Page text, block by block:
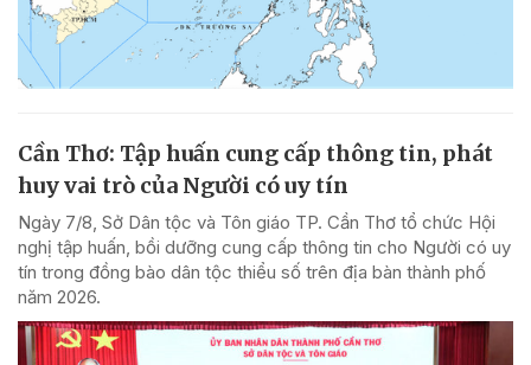
Cần Thơ: Tập huấn cung cấp thông tin, phát
huy vai trò của Người có uy tín
Ngày 7/8, Sở Dân tộc và Tôn giáo TP. Cần Thơ tổ chức Hội
nghị tập huấn, bồi dưỡng cung cấp thông tin cho Người có uy
tín trong đồng bào dân tộc thiểu số trên địa bàn thành phố
năm 2026.